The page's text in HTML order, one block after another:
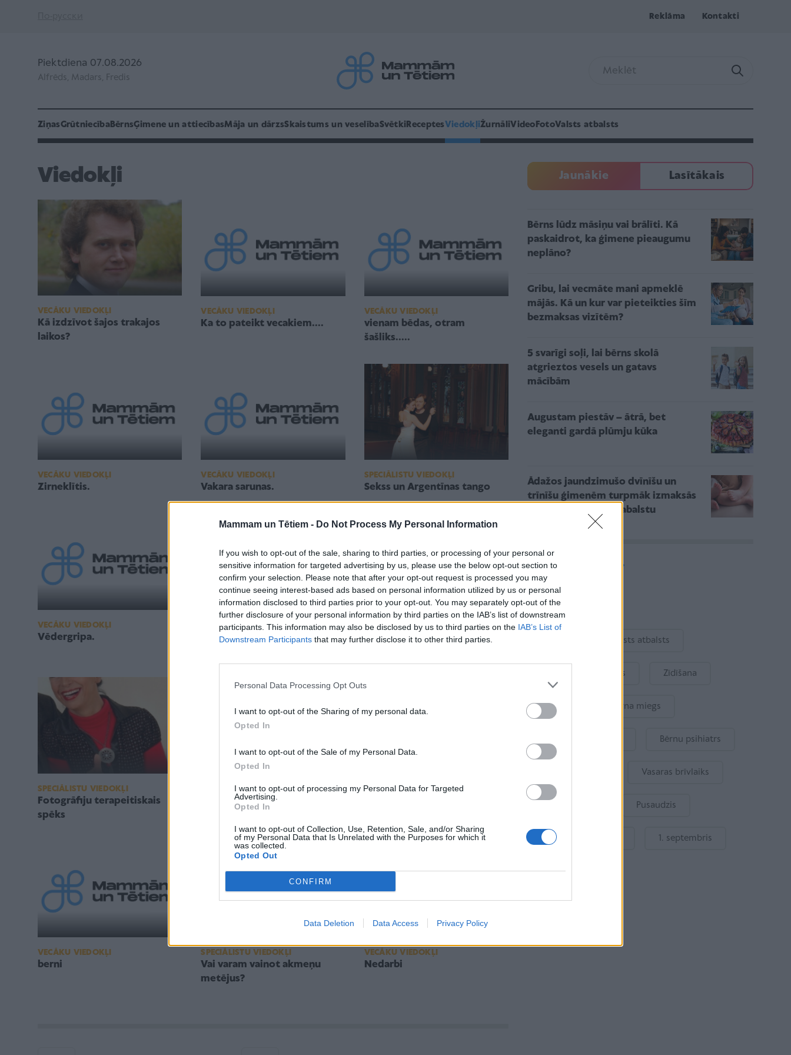
Mammam un Tētiem - Do Not Process My Personal Information
If you wish to opt-out of the sale, sharing to third parties, or processing of your personal or
sensitive information for targeted advertising by us, please use the below opt-out section to
confirm your selection. Please note that after your opt-out request is processed you may
continue seeing interest-based ads based on personal information utilized by us or personal
information disclosed to third parties prior to your opt-out. You may separately opt-out of the
further disclosure of your personal information by third parties on the IAB’s list of downstream
participants. This information may also be disclosed by us to third parties on the IAB’s List of
Downstream Participants that may further disclose it to other third parties.
Personal Data Processing Opt Outs
I want to opt-out of the Sharing of my personal data.
Opted In
I want to opt-out of the Sale of my Personal Data.
Opted In
I want to opt-out of processing my Personal Data for Targeted
Advertising.
Opted In
I want to opt-out of Collection, Use, Retention, Sale, and/or Sharing
of my Personal Data that Is Unrelated with the Purposes for which it
was collected.
Opted Out
CONFIRM
Data Deletion Data Access Privacy Policy
Reklāma Kontakti
Piektdiena 07.08.2026
Alfrēds, Madars, Fredis
ZiņasGrūtniecībaBērnsĢimene un attiecībasMāja un dārzsSkaistums un veselībaSvētki ReceptesViedokļiŽurnāliVideo FotoValsts atbalsts
Viedokļi
VECĀKU VIEDOKĻI
Kā izdzīvot šajos trakajos
laikos?
VECĀKU VIEDOKĻI
Ka to pateikt vecakiem....
VECĀKU VIEDOKĻI
vienam bēdas, otram
šašliks.....
VECĀKU VIEDOKĻI
Zirneklītis.
VECĀKU VIEDOKĻI
Vakara sarunas.
SPECIĀLISTU VIEDOKĻI
Sekss un Argentīnas tango
VECĀKU VIEDOKĻI
Vēdergripa.
VECĀKU VIEDOKĻI
es un tu
MAMMAMUNTETIEM.LV
Kā jūtas grūtnieces un jaunie
SPECIĀLISTU VIEDOKĻI
Fotogrāfiju terapeitiskais
spēks
VECĀKU VIEDOKĻI
Veselība
VECĀKU VIEDOKĻI
VECĀKU VIEDOKĻI
berni
SPECIĀLISTU VIEDOKĻI
Vai varam vainot akmeņu
metējus?
VECĀKU VIEDOKĻI
Nedarbi
Jaunākie Lasītākais
Bērns lūdz māsiņu vai brālīti. Kā
paskaidrot, ka ģimene pieaugumu
neplāno?
Gribu, lai vecmāte mani apmeklē
mājās. Kā un kur var pieteikties šīm
bezmaksas vizītēm?
5 svarīgi soļi, lai bērns skolā
atgrieztos vesels un gatavs
mācībām
Augustam piestāv – ātrā, bet
eleganti gardā plūmju kūka
Ādažos jaundzimušo dvīnīšu un
trīnīšu ģimenēm turpmāk izmaksās
tiešām iespaidīgu pabalstu
Vairāk rakstu
Aktuāli
Valsts atbalsts
Kur šodien atpūsties Zīdīšana
Drošība Bērna miegs
Bērnu psihiatrs
Vasaras brīvlaiks
Pusaudzis
Gatavošanās skolai 1. septembris